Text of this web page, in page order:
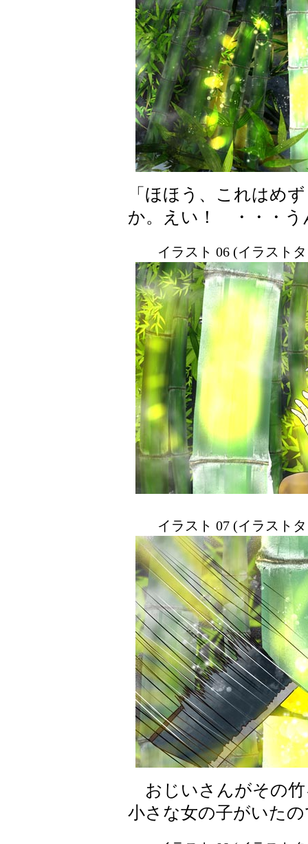
「ほほう、これはめ
か。えい！ ・・・
イラスト 06 (イラスト
イラスト 07 (イラスト
おじいさんがその竹
小さな女の子がいた